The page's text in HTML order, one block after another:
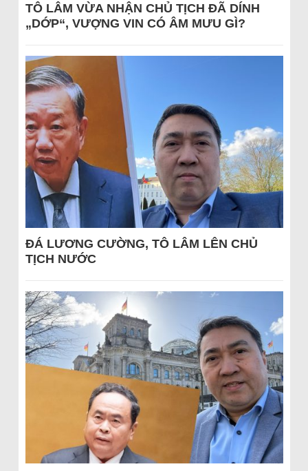
TÔ LÂM VỪA NHẬN CHỦ TỊCH ĐÃ DÍNH
„DỚP“, VƯỢNG VIN CÓ ÂM MƯU GÌ?
ĐÁ LƯƠNG CƯỜNG, TÔ LÂM LÊN CHỦ
TỊCH NƯỚC